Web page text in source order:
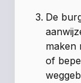
De
maken
of